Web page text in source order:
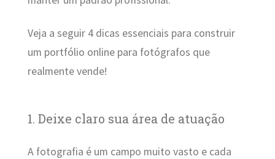
Veja a seguir 4 dicas essenciais para construir
um portfólio online para fotógrafos que
realmente vende!
1. Deixe claro sua área de atuação
A fotografia é um campo muito vasto e cada